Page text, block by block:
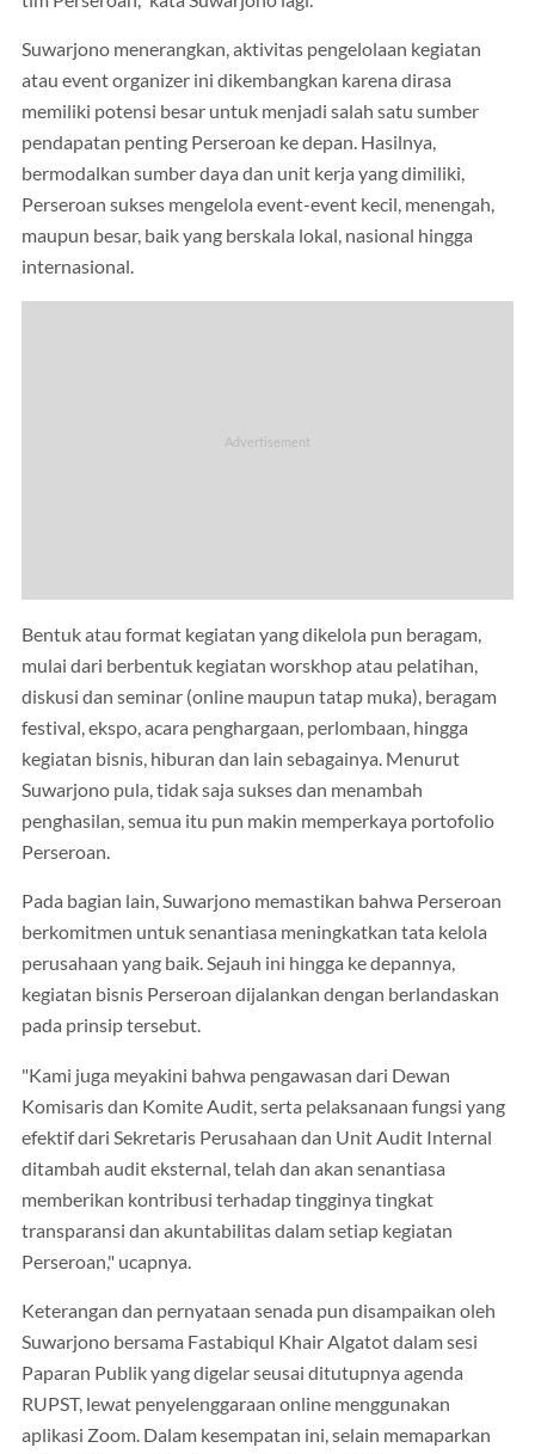
Suwarjono menerangkan, aktivitas pengelolaan kegiatan
atau event organizer ini dikembangkan karena dirasa
memiliki potensi besar untuk menjadi salah satu sumber
pendapatan penting Perseroan ke depan. Hasilnya,
bermodalkan sumber daya dan unit kerja yang dimiliki,
Perseroan sukses mengelola event-event kecil, menengah,
maupun besar, baik yang berskala lokal, nasional hingga
internasional.
Bentuk atau format kegiatan yang dikelola pun beragam,
mulai dari berbentuk kegiatan worskhop atau pelatihan,
diskusi dan seminar (online maupun tatap muka), beragam
festival, ekspo, acara penghargaan, perlombaan, hingga
kegiatan bisnis, hiburan dan lain sebagainya. Menurut
Suwarjono pula, tidak saja sukses dan menambah
penghasilan, semua itu pun makin memperkaya portofolio
Perseroan.
Pada bagian lain, Suwarjono memastikan bahwa Perseroan
berkomitmen untuk senantiasa meningkatkan tata kelola
perusahaan yang baik. Sejauh ini hingga ke depannya,
kegiatan bisnis Perseroan dijalankan dengan berlandaskan
pada prinsip tersebut.
"Kami juga meyakini bahwa pengawasan dari Dewan
Komisaris dan Komite Audit, serta pelaksanaan fungsi yang
efektif dari Sekretaris Perusahaan dan Unit Audit Internal
ditambah audit eksternal, telah dan akan senantiasa
memberikan kontribusi terhadap tingginya tingkat
transparansi dan akuntabilitas dalam setiap kegiatan
Perseroan," ucapnya.
Keterangan dan pernyataan senada pun disampaikan oleh
Suwarjono bersama Fastabiqul Khair Algatot dalam sesi
Paparan Publik yang digelar seusai ditutupnya agenda
RUPST, lewat penyelenggaraan online menggunakan
aplikasi Zoom. Dalam kesempatan ini, selain memaparkan